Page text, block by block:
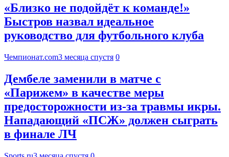
«Близко не подойдёт к команде!»
Быстров назвал идеальное
руководство для футбольного клуба
Чемпионат.com3 месяца спустя 0
Дембеле заменили в матче с
«Парижем» в качестве меры
предосторожности из-за травмы икры.
Нападающий «ПСЖ» должен сыграть
в финале ЛЧ